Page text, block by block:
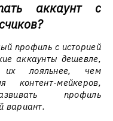
аккаунт с
профиль с историей
аккаунты дешевле,
их лояльнее, чем
контент-мейкеров,
профиль
вариант.